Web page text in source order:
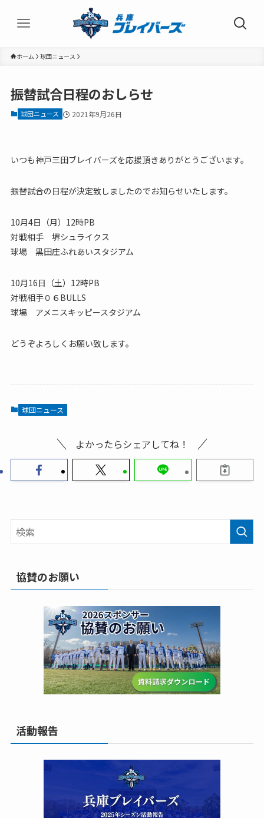
ホーム 球団ニュース
振替試合日程のおしらせ
球団ニュース 2021年9月26日
いつも神戸三田ブレイバーズを応援頂きありがとうございます。
振替試合の日程が決定致しましたのでお知らせいたします。
10月4日（月）12時PB
対戦相手 堺シュライクス
球場 黒田庄ふれあいスタジアム
10月16日（土）12時PB
対戦相手０６BULLS
球場 アメニスキッピースタジアム
どうぞよろしくお願い致します。
球団ニュース
よかったらシェアしてね！
協賛のお願い
活動報告